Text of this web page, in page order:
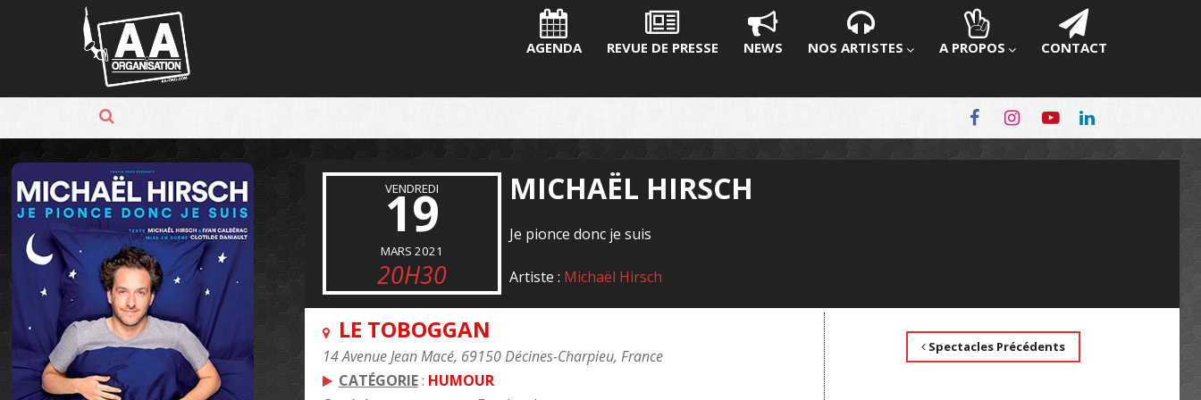
Panneau de gestion des cookies
AGENDA REVUE DE PRESSE NEWS NOS ARTISTES A PROPOS CONTACT
VENDREDI
19
MARS 2021
20H30
MICHAËL HIRSCH
Je pionce donc je suis
Artiste : Michaël Hirsch
LE TOBOGGAN
14 Avenue Jean Macé, 69150 Décines-Charpieu, France
CATÉGORIE: HUMOUR
Spectacles Précédents